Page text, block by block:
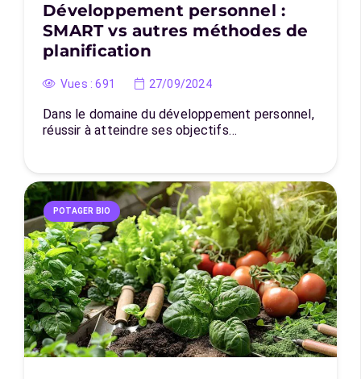
Développement personnel :
SMART vs autres méthodes de
planification
Vues :691 27/09/2024
Dans le domaine du développement personnel,
réussir à atteindre ses objectifs…
POTAGER BIO